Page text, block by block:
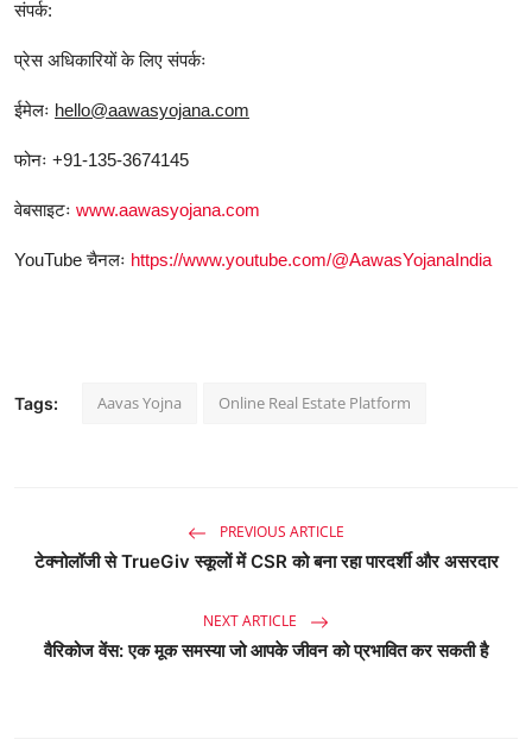
संपर्क:
प्रेस अधिकारियों के लिए संपर्कः
ईमेलः hello@aawasyojana.com
फोनः ‪+91-135-3674145
वेबसाइटः www.aawasyojana.com
YouTube चैनलः https://www.youtube.com/@AawasYojanaIndia
Tags: Aavas Yojna Online Real Estate Platform
PREVIOUS ARTICLE
टेक्नोलॉजी से TrueGiv स्कूलों में CSR को बना रहा पारदर्शी और असरदार
NEXT ARTICLE
वैरिकोज वेंस: एक मूक समस्या जो आपके जीवन को प्रभावित कर सकती है